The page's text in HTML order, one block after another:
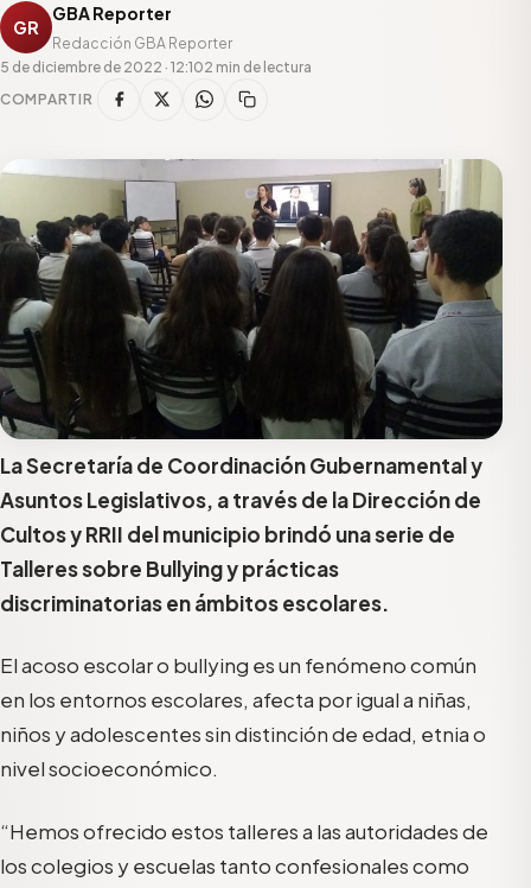
GR
GBA Reporter
Redacción GBA Reporter
5 de diciembre de 2022 · 12:102 min de lectura
COMPARTIR
La Secretaría de Coordinación Gubernamental y
Asuntos Legislativos, a través de la Dirección de
Cultos y RRII del municipio brindó una serie de
Talleres sobre Bullying y prácticas
discriminatorias en ámbitos escolares.
El acoso escolar o bullying es un fenómeno común
en los entornos escolares, afecta por igual a niñas,
niños y adolescentes sin distinción de edad, etnia o
nivel socioeconómico.
“Hemos ofrecido estos talleres a las autoridades de
los colegios y escuelas tanto confesionales como